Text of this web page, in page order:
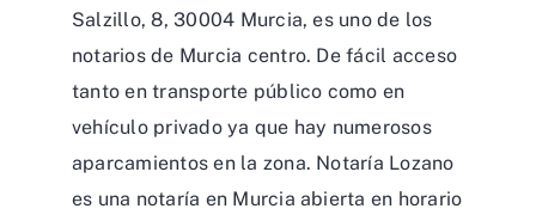
Salzillo, 8, 30004 Murcia, es uno de los
notarios de Murcia centro. De fácil acceso
tanto en transporte público como en
vehículo privado ya que hay numerosos
aparcamientos en la zona. Notaría Lozano
es una notaría en Murcia abierta en horario